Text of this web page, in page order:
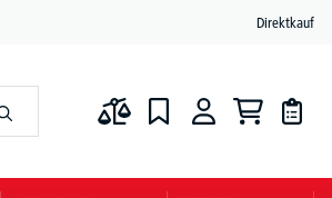
Direktkauf